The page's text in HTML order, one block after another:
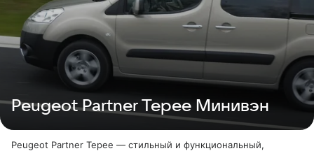
Peugeot Partner Tepee Минивэн
Peugeot Partner Tepee — стильный и функциональный,